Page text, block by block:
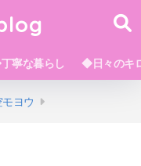
寧な暮らし ◆日々のキ
モヨウ